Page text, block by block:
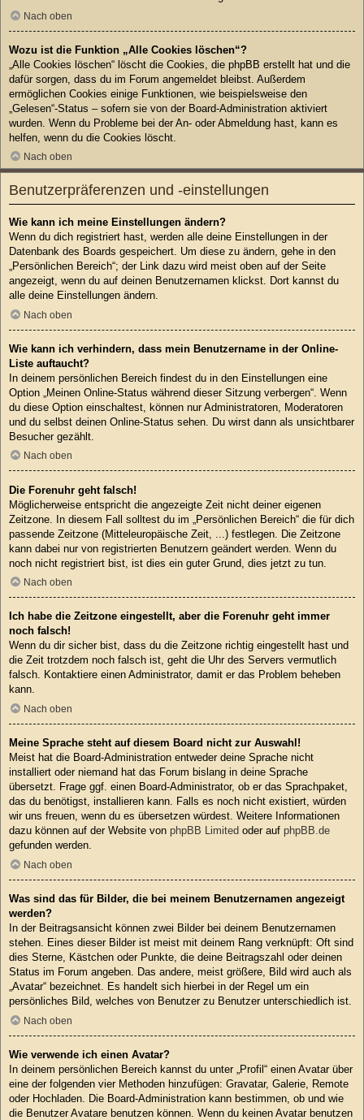
Nach oben
Wozu ist die Funktion „Alle Cookies löschen“?
„Alle Cookies löschen“ löscht die Cookies, die phpBB erstellt hat und die
dafür sorgen, dass du im Forum angemeldet bleibst. Außerdem
ermöglichen Cookies einige Funktionen, wie beispielsweise den
„Gelesen“-Status – sofern sie von der Board-Administration aktiviert
wurden. Wenn du Probleme bei der An- oder Abmeldung hast, kann es
helfen, wenn du die Cookies löscht.
Nach oben
Benutzerpräferenzen und -einstellungen
Wie kann ich meine Einstellungen ändern?
Wenn du dich registriert hast, werden alle deine Einstellungen in der
Datenbank des Boards gespeichert. Um diese zu ändern, gehe in den
„Persönlichen Bereich“; der Link dazu wird meist oben auf der Seite
angezeigt, wenn du auf deinen Benutzernamen klickst. Dort kannst du
alle deine Einstellungen ändern.
Nach oben
Wie kann ich verhindern, dass mein Benutzername in der Online-
Liste auftaucht?
In deinem persönlichen Bereich findest du in den Einstellungen eine
Option „Meinen Online-Status während dieser Sitzung verbergen“. Wenn
du diese Option einschaltest, können nur Administratoren, Moderatoren
und du selbst deinen Online-Status sehen. Du wirst dann als unsichtbarer
Besucher gezählt.
Nach oben
Die Forenuhr geht falsch!
Möglicherweise entspricht die angezeigte Zeit nicht deiner eigenen
Zeitzone. In diesem Fall solltest du im „Persönlichen Bereich“ die für dich
passende Zeitzone (Mitteleuropäische Zeit, ...) festlegen. Die Zeitzone
kann dabei nur von registrierten Benutzern geändert werden. Wenn du
noch nicht registriert bist, ist dies ein guter Grund, dies jetzt zu tun.
Nach oben
Ich habe die Zeitzone eingestellt, aber die Forenuhr geht immer
noch falsch!
Wenn du dir sicher bist, dass du die Zeitzone richtig eingestellt hast und
die Zeit trotzdem noch falsch ist, geht die Uhr des Servers vermutlich
falsch. Kontaktiere einen Administrator, damit er das Problem beheben
kann.
Nach oben
Meine Sprache steht auf diesem Board nicht zur Auswahl!
Meist hat die Board-Administration entweder deine Sprache nicht
installiert oder niemand hat das Forum bislang in deine Sprache
übersetzt. Frage ggf. einen Board-Administrator, ob er das Sprachpaket,
das du benötigst, installieren kann. Falls es noch nicht existiert, würden
wir uns freuen, wenn du es übersetzen würdest. Weitere Informationen
dazu können auf der Website von phpBB Limited oder auf phpBB.de
gefunden werden.
Nach oben
Was sind das für Bilder, die bei meinem Benutzernamen angezeigt
werden?
In der Beitragsansicht können zwei Bilder bei deinem Benutzernamen
stehen. Eines dieser Bilder ist meist mit deinem Rang verknüpft: Oft sind
dies Sterne, Kästchen oder Punkte, die deine Beitragszahl oder deinen
Status im Forum angeben. Das andere, meist größere, Bild wird auch als
„Avatar“ bezeichnet. Es handelt sich hierbei in der Regel um ein
persönliches Bild, welches von Benutzer zu Benutzer unterschiedlich ist.
Nach oben
Wie verwende ich einen Avatar?
In deinem persönlichen Bereich kannst du unter „Profil“ einen Avatar über
eine der folgenden vier Methoden hinzufügen: Gravatar, Galerie, Remote
oder Hochladen. Die Board-Administration kann bestimmen, ob und wie
die Benutzer Avatare benutzen können. Wenn du keinen Avatar benutzen